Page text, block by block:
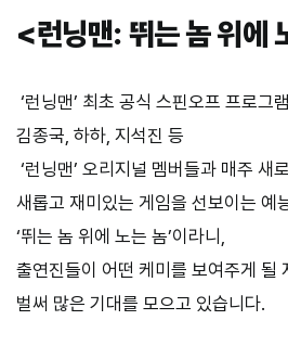
<런닝맨: 뛰는 놈 위에
‘런닝맨’ 최초 공식 스핀오프 프로그
김종국 하하 지석진 등
‘런닝맨’ 오리지널 멤버들과 매주 새
새롭고 재미있는 게임을 선보이는 예
‘뛰는 놈 위에 노는 놈’이라니,
출연진들이 어떤 케미를 보여주게 될
벌써 많은 기대를 모으고 있습니다.